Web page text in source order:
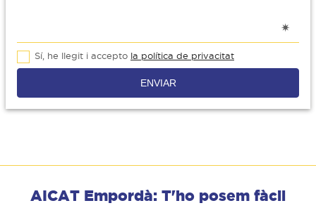
Sí, he llegit i accepto la política de privacitat
ENVIAR
AICAT Empordà: T'ho posem fàcil